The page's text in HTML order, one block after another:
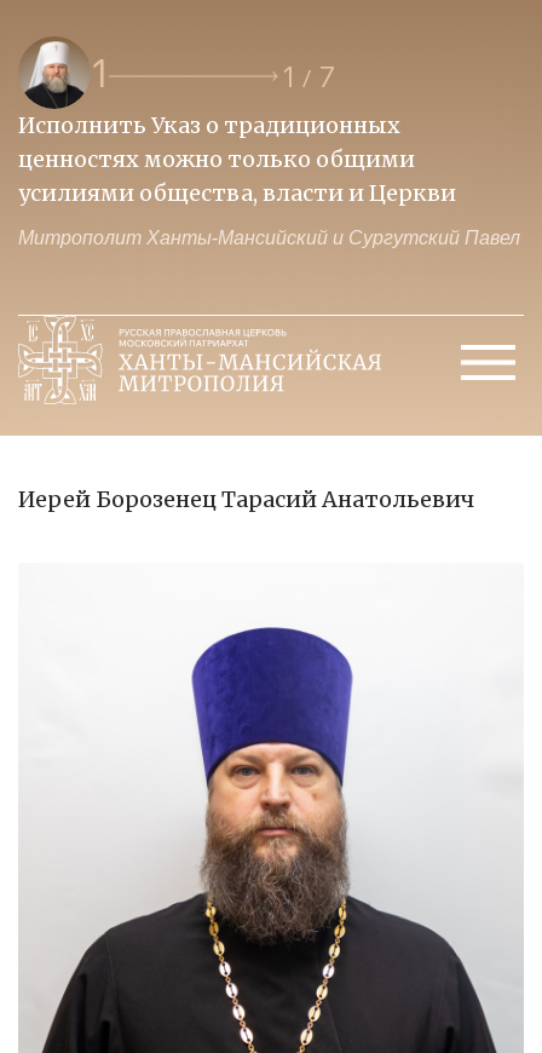
1 1 / 7
Исполнить Указ о традиционных
ценностях можно только общими
усилиями общества, власти и Церкви
Митрополит Ханты-Мансийский и Сургутский Павел
Иерей Борозенец Тарасий Анатольевич